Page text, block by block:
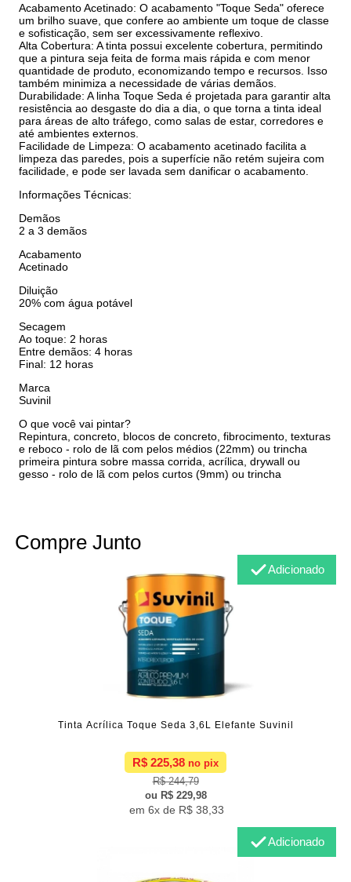
Acabamento Acetinado: O acabamento "Toque Seda" oferece
um brilho suave, que confere ao ambiente um toque de classe
e sofisticação, sem ser excessivamente reflexivo.
Alta Cobertura: A tinta possui excelente cobertura, permitindo
que a pintura seja feita de forma mais rápida e com menor
quantidade de produto, economizando tempo e recursos. Isso
também minimiza a necessidade de várias demãos.
Durabilidade: A linha Toque Seda é projetada para garantir alta
resistência ao desgaste do dia a dia, o que torna a tinta ideal
para áreas de alto tráfego, como salas de estar, corredores e
até ambientes externos.
Facilidade de Limpeza: O acabamento acetinado facilita a
limpeza das paredes, pois a superfície não retém sujeira com
facilidade, e pode ser lavada sem danificar o acabamento.
Informações Técnicas:
Demãos
2 a 3 demãos
Acabamento
Acetinado
Diluição
20% com água potável
Secagem
Ao toque: 2 horas
Entre demãos: 4 horas
Final: 12 horas
Marca
Suvinil
O que você vai pintar?
Repintura, concreto, blocos de concreto, fibrocimento, texturas
e reboco - rolo de lã com pelos médios (22mm) ou trincha
primeira pintura sobre massa corrida, acrílica, drywall ou
gesso - rolo de lã com pelos curtos (9mm) ou trincha
Compre Junto
Tinta Acrílica Toque Seda 3,6L Elefante Suvinil
R$ 225,38
R$ 244,79
R$ 229,98
6x de R$ 38,33
Adicionado
Adicionado